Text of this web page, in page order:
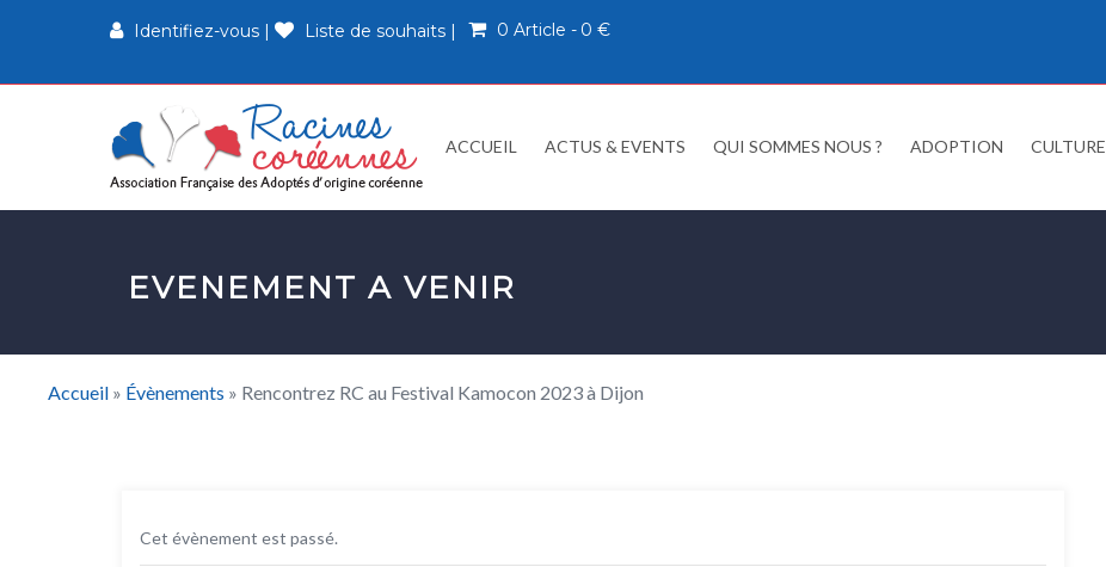
Identifiez-vous | 0 Article 0 €
Liste de souhaits |
ACCUEIL ACTUS & EVENTS QUI SOMMES NOUS ? ADOPTION CULTURE
EVENEMENT A VENIR
Accueil » Évènements » Rencontrez RC au Festival Kamocon 2023 à Dijon
Cet évènement est passé.